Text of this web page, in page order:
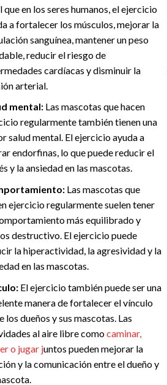
que en los seres humanos, el ejercicio
a fortalecer los músculos, mejorar la
sanguínea, mantener un peso
reducir el riesgo de
cardíacas y disminuir la
arterial.
mental: Las mascotas que hacen
regularmente también tienen una
salud mental. El ejercicio ayuda a
endorfinas, lo que puede reducir el
y la ansiedad en las mascotas.
Las mascotas que
ejercicio regularmente suelen tener
más equilibrado y
destructivo. El ejercicio puede
la hiperactividad, la agresividad y la
en las mascotas.
El ejercicio también puede ser una
manera de fortalecer el vínculo
los dueños y sus mascotas. Las
al aire libre comocaminar,
o jugar juntos pueden mejorar la
y la comunicación entre el dueño y